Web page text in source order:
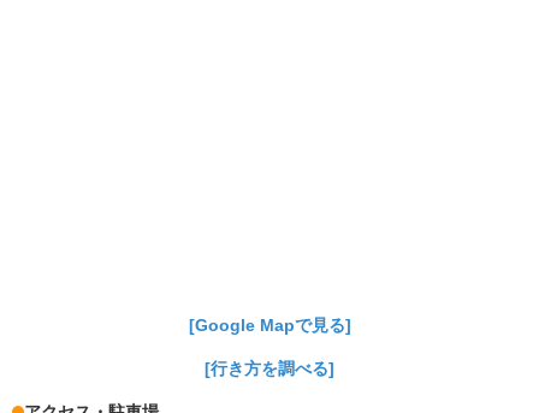
[Google Mapで見る]
[行き方を調べる]